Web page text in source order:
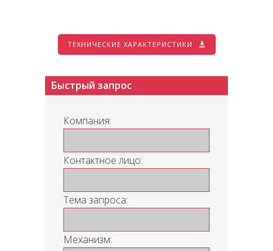
ТЕХНИЧЕСКИЕ ХАРАКТЕРИСТИКИ
Быстрый запрос
Компания:
Контактное лицо:
Тема запроса:
Механизм: